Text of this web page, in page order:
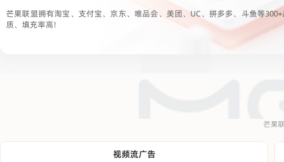
芒果联盟拥有淘宝、支付宝、京东、唯品会、美团、UC、拼多多、斗鱼等
质、填充率高!
芒果
视频流广告